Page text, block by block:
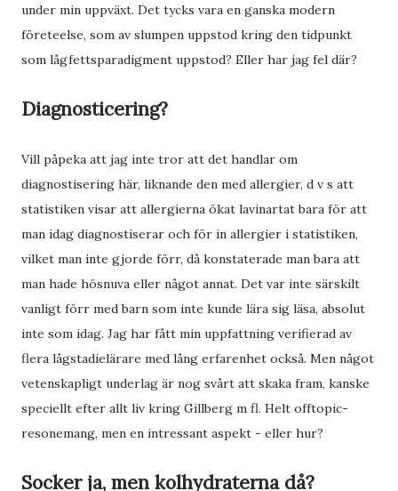
under min uppväxt. Det tycks vara en ganska modern
företeelse, som av slumpen uppstod kring den tidpunkt
som lågfettsparadigment uppstod? Eller har jag fel där?
Diagnosticering?
Vill påpeka att jag inte tror att det handlar om
diagnostisering här, liknande den med allergier, d v s att
statistiken visar att allergierna ökat lavinartat bara för att
man idag diagnostiserar och för in allergier i statistiken,
vilket man inte gjorde förr, då konstaterade man bara att
man hade hösnuva eller något annat. Det var inte särskilt
vanligt förr med barn som inte kunde lära sig läsa, absolut
inte som idag. Jag har fått min uppfattning verifierad av
flera lågstadielärare med lång erfarenhet också. Men något
vetenskapligt underlag är nog svårt att skaka fram, kanske
speciellt efter allt liv kring Gillberg m fl. Helt offtopic-
resonemang, men en intressant aspekt - eller hur?
Socker ja, men kolhydraterna då?